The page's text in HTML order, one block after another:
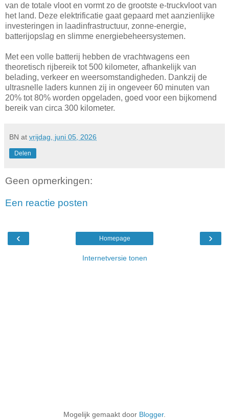
van de totale vloot en vormt zo de grootste e-truckvloot van
het land. Deze elektrificatie gaat gepaard met aanzienlijke
investeringen in laadinfrastructuur, zonne-energie,
batterijopslag en slimme energiebeheersystemen.
Met een volle batterij hebben de vrachtwagens een
theoretisch rijbereik tot 500 kilometer, afhankelijk van
belading, verkeer en weersomstandigheden. Dankzij de
ultrasnelle laders kunnen zij in ongeveer 60 minuten van
20% tot 80% worden opgeladen, goed voor een bijkomend
bereik van circa 300 kilometer.
BN at vrijdag, juni 05, 2026
Delen
Geen opmerkingen:
Een reactie posten
‹ ›
Homepage
Internetversie tonen
Mogelijk gemaakt door Blogger.